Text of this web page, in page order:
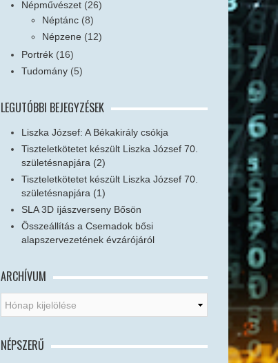
Népművészet (26)
Néptánc (8)
Népzene (12)
Portrék (16)
Tudomány (5)
LEGUTÓBBI BEJEGYZÉSEK
Liszka József: A Békakirály csókja
Tiszteletkötetet készült Liszka József 70.
születésnapjára (2)
Tiszteletkötetet készült Liszka József 70.
születésnapjára (1)
SLA 3D íjászverseny Bősön
Összeállítás a Csemadok bősi
alapszervezetének évzárójáról
ARCHÍVUM
NÉPSZERŰ